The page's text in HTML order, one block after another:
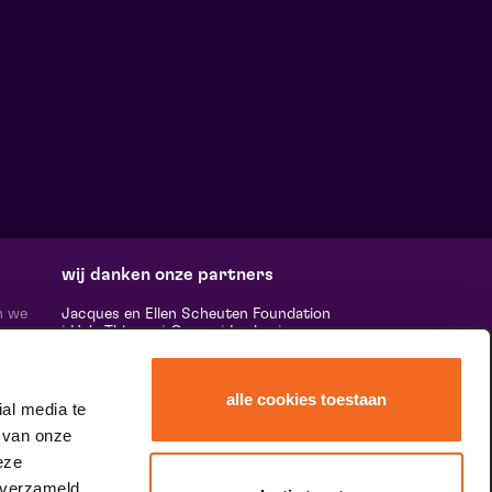
media te
onze
alle cookies toestaan
we
de
wij danken onze partners
Jacques en Ellen Scheuten Foundation
|Hela Thissen|Canon|Leolux|
Vostermans Companies|Unica